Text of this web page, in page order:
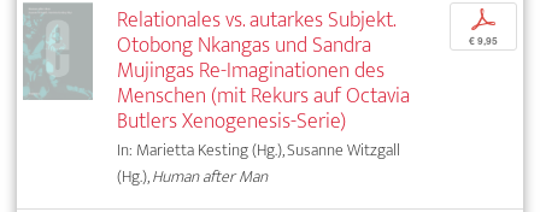
Relationales vs. autarkes Subjekt.
Otobong Nkangas und Sandra
Mujingas Re-Imaginationen des
Menschen (mit Rekurs auf Octavia
Butlers Xenogenesis-Serie)
In: Marietta Kesting (Hg.), Susanne Witzgall
(Hg.),Human after Man
p
€ 9,95